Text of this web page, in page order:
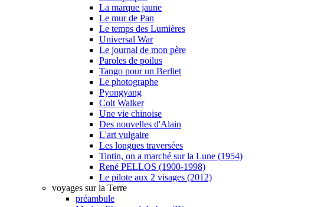
La marque jaune
Le mur de Pan
Le temps des Lumières
Universal War
Le journal de mon père
Paroles de poilus
Tango pour un Berliet
Le photographe
Pyongyang
Colt Walker
Une vie chinoise
Des nouvelles d'Alain
L'art vulgaire
Les longues traversées
Tintin, on a marché sur la Lune (1954)
René PELLOS (1900-1998)
Le pilote aux 2 visages (2012)
voyages sur la Terre
préambule